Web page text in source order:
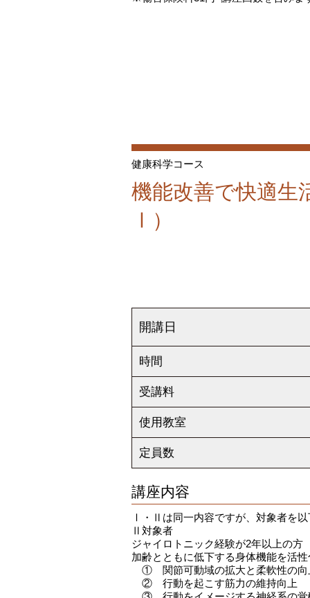
健康科学コース
機能改善で快適
Ⅰ）
開講日
時間
受講料
使用教室
定員数
講座内容
Ⅰ・Ⅱは同一内容ですが、対象者を
Ⅱ対象者
ジャイロトニック経験が2年以上の
加齢とともに低下する身体機能を活
① 関節可動域の拡大と柔軟性の向
② 行動を起こす筋力の維持向上